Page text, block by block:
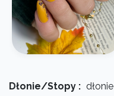
Dłonie/Stopy : dłonie